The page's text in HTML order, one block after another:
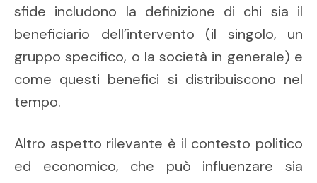
sfide includono la definizione di chi sia il
beneficiario dell’intervento (il singolo, un
gruppo specifico, o la società in generale) e
come questi benefici si distribuiscono nel
tempo.
Altro aspetto rilevante è il contesto politico
ed economico, che può influenzare sia